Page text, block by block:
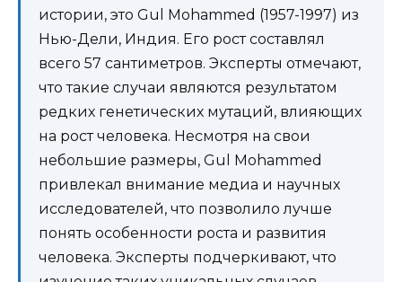
истории, это Gul Mohammed (1957-1997) из
Нью-Дели, Индия. Его рост составлял
всего 57 сантиметров. Эксперты отмечают,
что такие случаи являются результатом
редких генетических мутаций, влияющих
на рост человека. Несмотря на свои
небольшие размеры, Gul Mohammed
привлекал внимание медиа и научных
исследователей, что позволило лучше
понять особенности роста и развития
человека. Эксперты подчеркивают, что